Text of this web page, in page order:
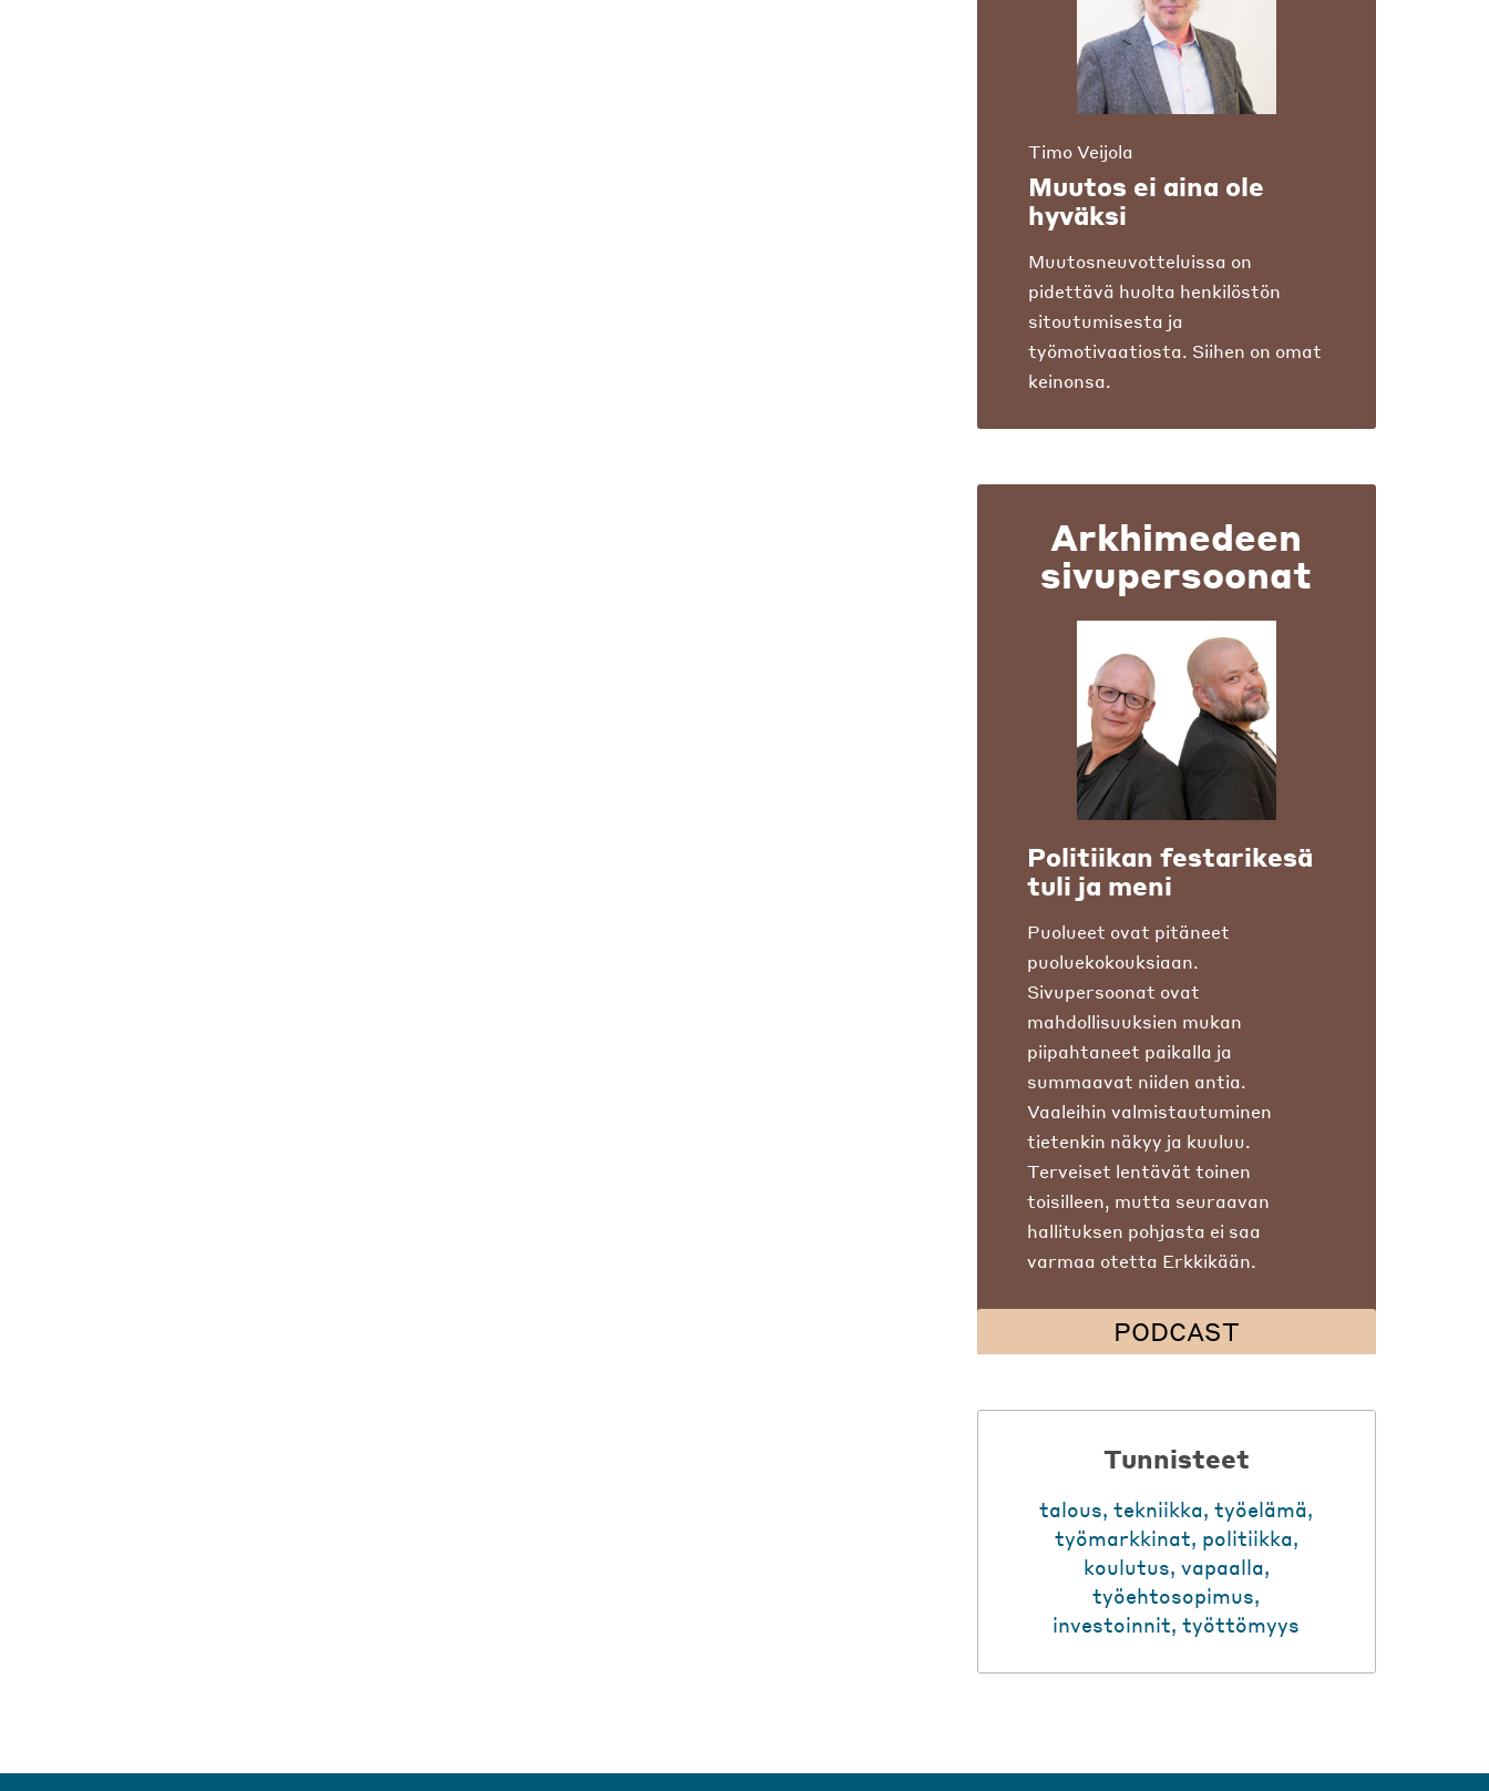
Timo Veijola
Muutos ei aina ole
hyväksi
Muutosneuvotteluissa on
pidettävä huolta henkilöstön
sitoutumisesta ja
työmotivaatiosta. Siihen on omat
keinonsa.
Arkhimedeen
sivupersoonat
Politiikan festarikesä
tuli ja meni
Puolueet ovat pitäneet
puoluekokouksiaan.
Sivupersoonat ovat
mahdollisuuksien mukan
piipahtaneet paikalla ja
summaavat niiden antia.
Vaaleihin valmistautuminen
tietenkin näkyy ja kuuluu.
Terveiset lentävät toinen
toisilleen, mutta seuraavan
hallituksen pohjasta ei saa
varmaa otetta Erkkikään.
PODCAST
Tunnisteet
talous,tekniikka,työelämä,
työmarkkinat, politiikka,
koulutus, vapaalla,
työehtosopimus,
investoinnit,työttömyys